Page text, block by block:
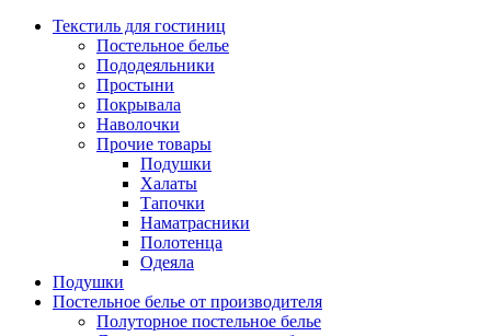
Текстиль для гостиниц
Постельное белье
Пододеяльники
Простыни
Покрывала
Наволочки
Прочие товары
Подушки
Халаты
Тапочки
Наматрасники
Полотенца
Одеяла
Подушки
Постельное белье от производителя
Полуторное постельное белье